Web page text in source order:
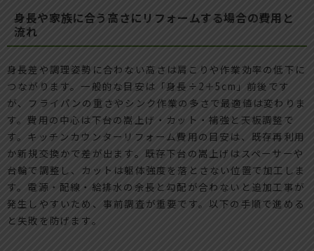
身長や家族に合う高さにリフォームする場合の費用と
流れ
身長差や調理姿勢に合わない高さは肩こりや作業効率の低下に
つながります。一般的な目安は「身長÷2＋5cm」前後です
が、フライパンの重さやシンク作業の多さで最適値は変わりま
す。費用の中心は下台の嵩上げ・カット・補強と天板調整で
す。キッチンカウンターリフォーム費用の目安は、既存再利用
か新規交換かで差が出ます。既存下台の嵩上げはスペーサーや
台輪で調整し、カットは躯体強度を落とさない位置で加工しま
す。電源・配線・給排水の余長と勾配が合わないと追加工事が
発生しやすいため、事前調査が重要です。以下の手順で進める
と失敗を防げます。